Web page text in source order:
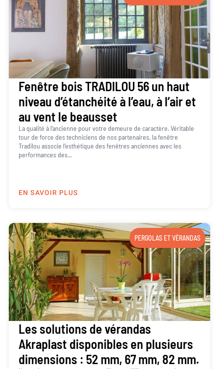
Fenêtre bois TRADILOU 56 un haut
niveau d’étanchéité à l’eau, à l’air et
au vent le beausset
La qualité à l’ancienne pour votre demeure de caractère. Véritable
tour de force des techniciens de nos partenaires, la fenêtre
Tradilou associe l’esthétique des fenêtres anciennes avec les
performances des...
EN SAVOIR PLUS
PERGOLAS ET VÉRANDAS
Les solutions de vérandas
Akraplast disponibles en plusieurs
dimensions : 52 mm, 67 mm, 82 mm.